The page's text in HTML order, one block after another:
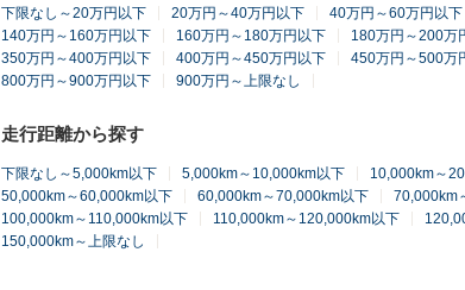
下限なし～20万円以下 20万円～40万円以下 40万円～60万円以下
140万円～160万円以下
160万円～180万円以下 180万円～200万
350万円～400万円以下
400万円～450万円以下 450万円～500万
800万円～900万円以下
900万円～上限なし
走行距離から探す
下限なし～5,000km以下 5,000km～10,000km以下 10,000km～
50,000km～60,000km以下
60,000km～70,000km以下 70,000km
100,000km～110,000km以下
110,000km～120,000km以下
150,000km～上限なし